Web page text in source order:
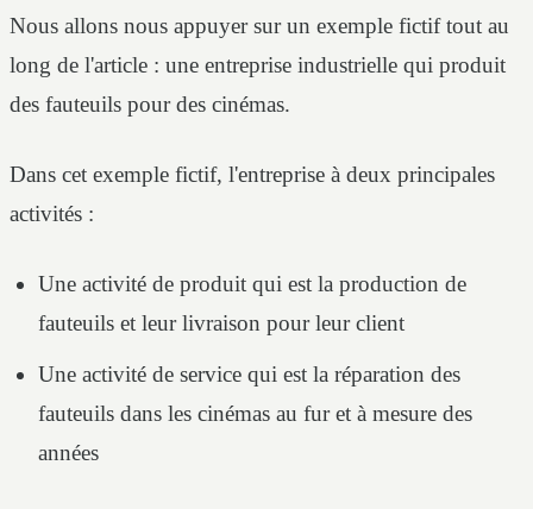
Nous allons nous appuyer sur un exemple fictif tout au
long de l'article : une entreprise industrielle qui produit
des fauteuils pour des cinémas.
Dans cet exemple fictif, l'entreprise à deux principales
activités :
Une activité de produit qui est la production de
fauteuils et leur livraison pour leur client
Une activité de service qui est la réparation des
fauteuils dans les cinémas au fur et à mesure des
années